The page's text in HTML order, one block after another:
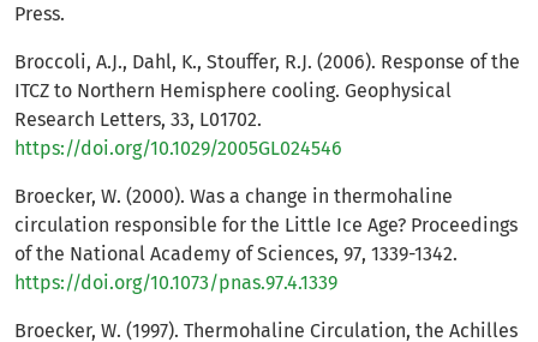
Press.
Broccoli, A.J., Dahl, K., Stouffer, R.J. (2006). Response of the
ITCZ to Northern Hemisphere cooling. Geophysical
Research Letters, 33, L01702.
https://doi.org/10.1029/2005GL024546
Broecker, W. (2000). Was a change in thermohaline
circulation responsible for the Little Ice Age? Proceedings
of the National Academy of Sciences, 97, 1339-1342.
https://doi.org/10.1073/pnas.97.4.1339
Broecker, W. (1997). Thermohaline Circulation, the Achilles